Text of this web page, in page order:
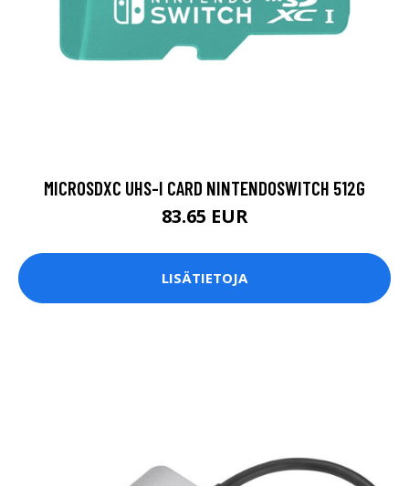
MICROSDXC UHS-I CARD NINTENDOSWITCH 512G
83.65 EUR
LISÄTIETOJA